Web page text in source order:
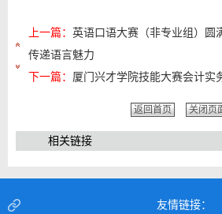
上一篇： 英语口语大赛（非专业组）圆
传递语言魅力
下一篇： 厦门兴才学院技能大赛会计实
返回首页 关闭页
相关链接
友情链接：